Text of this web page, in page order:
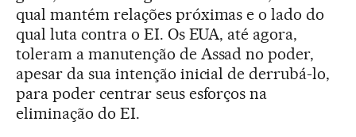
qual mantém relações próximas e o lado do
qual luta contra o EI. Os EUA, até agora,
toleram a manutenção de Assad no poder,
apesar da sua intenção inicial de derrubá-lo,
para poder centrar seus esforços na
eliminação do EI.